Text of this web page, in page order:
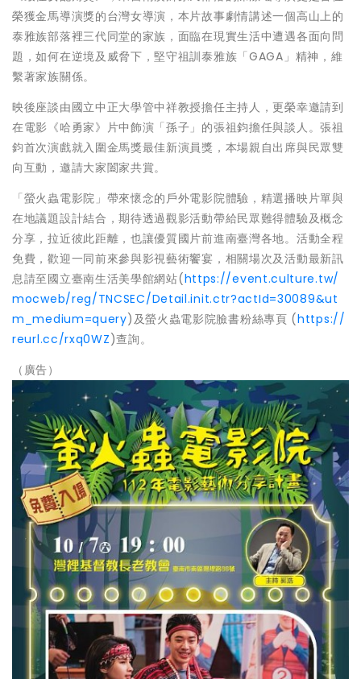
榮獲金馬導演獎的台灣女導演，本片故事劇情講述一個高山上的
泰雅族部落裡三代同堂的家族，面臨在現實生活中遭遇各面向問
題，如何在逆境及威脅下，堅守祖訓泰雅族「GAGA」精神，維
繫著家族關係。
映後座談由國立中正大學管中祥教授擔任主持人，更榮幸邀請到
在電影《哈勇家》片中飾演「孫子」的張祖鈞擔任與談人。張祖
鈞首次演戲就入圍金馬獎最佳新演員獎，本場親自出席與民眾雙
向互動，邀請大家闔家共賞。
「螢火蟲電影院」帶來懷念的戶外電影院體驗，精選播映片單與
在地議題設計結合，期待透過觀影活動帶給民眾難得體驗及概念
分享，拉近彼此距離，也讓優質國片前進南臺灣各地。活動全程
免費，歡迎一同前來參與影視藝術饗宴，相關場次及活動最新訊
息請至國立臺南生活美學館網站(https://event.culture.tw/
mocweb/reg/TNCSEC/Detail.init.ctr?actId=30089&ut
m_medium=query)及螢火蟲電影院臉書粉絲專頁 (https://
reurl.cc/rxq0WZ)查詢。
（廣告）